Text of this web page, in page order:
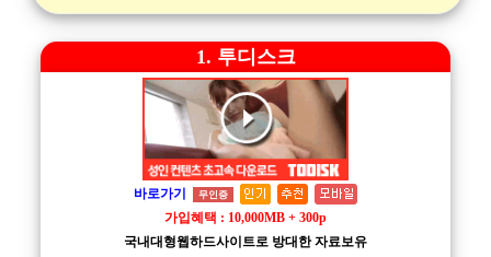
1. 투디스크
바로가기 무인증
가입혜택 : 10,000MB + 300p
국내대형웹하드사이트로 방대한 자료보유